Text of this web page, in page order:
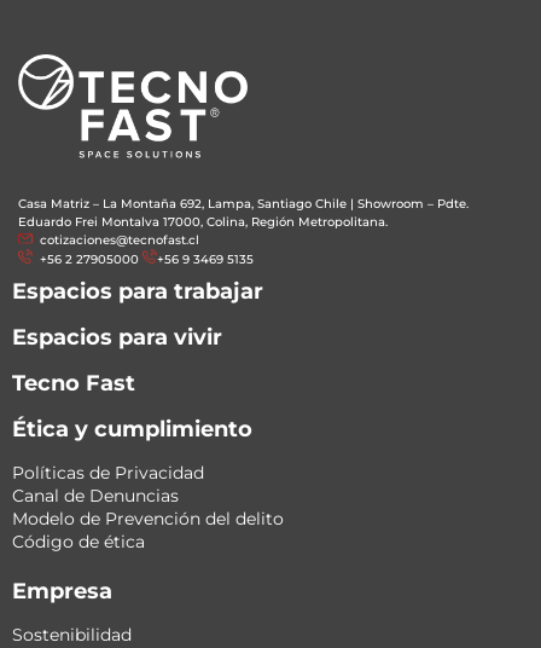
Casa Matriz – La Montaña 692, Lampa, Santiago Chile | Showroom – Pdte.
Eduardo Frei Montalva 17000, Colina, Región Metropolitana.
cotizaciones@tecnofast.cl
+56 2 27905000
+56 9 3469 5135
Espacios para trabajar
Espacios para vivir
Tecno Fast
Ética y cumplimiento
Políticas de Privacidad
Canal de Denuncias
Modelo de Prevención del delito
Código de ética
Empresa
Sostenibilidad